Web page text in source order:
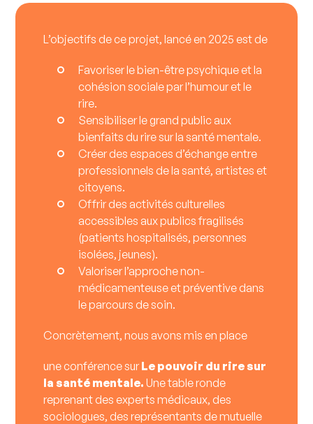
L’objectifs de ce projet, lancé en 2025 est de
Favoriser le bien-être psychique et la
cohésion sociale par l’humour et le
rire.
Sensibiliser le grand public aux
bienfaits du rire sur la santé mentale.
Créer des espaces d’échange entre
professionnels de la santé, artistes et
citoyens.
Offrir des activités culturelles
accessibles aux publics fragilisés
(patients hospitalisés, personnes
isolées, jeunes).
Valoriser l’approche non-
médicamenteuse et préventive dans
le parcours de soin.
Concrètement, nous avons mis en place
une conférence surLe pouvoir du rire sur
la santé mentale. Une table ronde
reprenant des experts médicaux, des
sociologues, des représentants de mutuelle